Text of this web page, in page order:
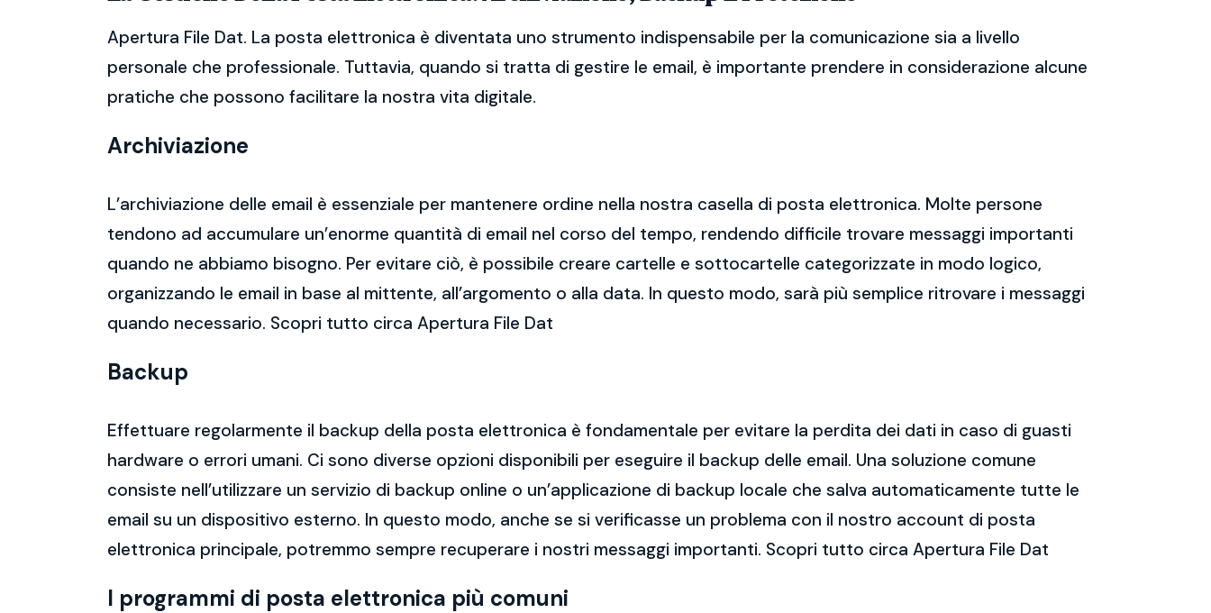
Apertura File Dat. La posta elettronica è diventata uno strumento indispensabile per la comunicazione sia a livello
personale che professionale. Tuttavia, quando si tratta di gestire le email, è importante prendere in considerazione alcune
pratiche che possono facilitare la nostra vita digitale.
Archiviazione
L’archiviazione delle email è essenziale per mantenere ordine nella nostra casella di posta elettronica. Molte persone
tendono ad accumulare un’enorme quantità di email nel corso del tempo, rendendo difficile trovare messaggi importanti
quando ne abbiamo bisogno. Per evitare ciò, è possibile creare cartelle e sottocartelle categorizzate in modo logico,
organizzando le email in base al mittente, all’argomento o alla data. In questo modo, sarà più semplice ritrovare i messaggi
quando necessario. Scopri tutto circa Apertura File Dat
Backup
Effettuare regolarmente il backup della posta elettronica è fondamentale per evitare la perdita dei dati in caso di guasti
hardware o errori umani. Ci sono diverse opzioni disponibili per eseguire il backup delle email. Una soluzione comune
consiste nell’utilizzare un servizio di backup online o un’applicazione di backup locale che salva automaticamente tutte le
email su un dispositivo esterno. In questo modo, anche se si verificasse un problema con il nostro account di posta
elettronica principale, potremmo sempre recuperare i nostri messaggi importanti. Scopri tutto circa Apertura File Dat
I programmi di posta elettronica più comuni